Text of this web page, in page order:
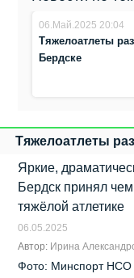
06.Май.2025 20:04
Тяжелоатлеты
Бердске
Тяжелоатлеты
Яркие,
Бердск принял
тяжёлой атлетике
06.05.2025
Автор: Ирина
Фото: Минспорт НСО